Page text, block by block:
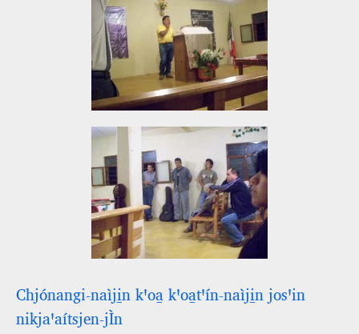
Chjónangi‑naìji̱n kꞌoa̱ kꞌoa̱tꞌín‑naìji̱n josꞌin
nikjaꞌaítsjen‑jÌn